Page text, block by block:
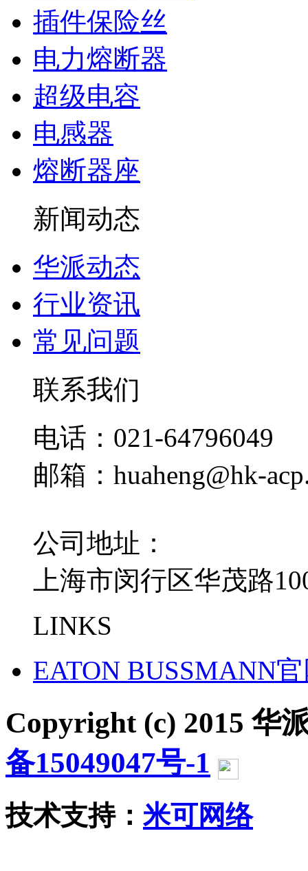
插件保险丝
电力熔断器
超级电容
电感器
熔断器座
新闻动态
华派动态
行业资讯
常见问题
联系我们
电话：021-64796049
邮箱：huaheng@hk-
公司地址：
上海市闵行区华茂路
LINKS
EATON BUSSMANN
Copyright (c) 2015 华
备15049047号-1
技术支持： 米可网络